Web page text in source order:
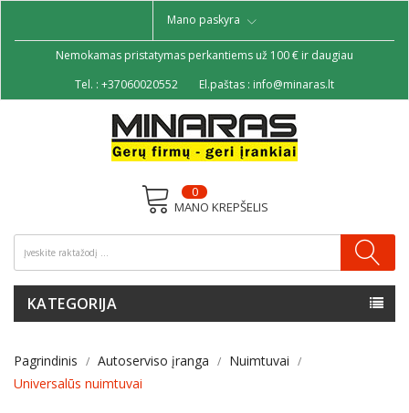
Mano paskyra
Nemokamas pristatymas perkantiems už 100 € ir daugiau
Tel. : +37060020552 El.paštas : info@minaras.lt
MANO KREPŠELIS
0
KATEGORIJA
Pagrindinis Autoserviso įranga
Nuimtuvai
Universalūs nuimtuvai